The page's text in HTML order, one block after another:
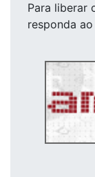
Para liberar
responda